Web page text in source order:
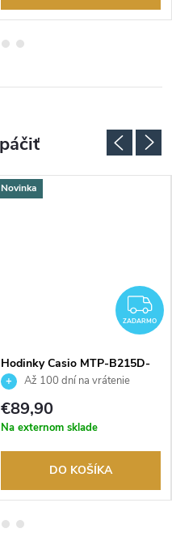
Novinka
ZADARMO
Hodinky Casio MTP-B215D-
2AVERAž 100 dní na vrátenie
tovaru. Autorizovaný predajca.
€89,90
Na externom sklade
DO KOŠÍKA